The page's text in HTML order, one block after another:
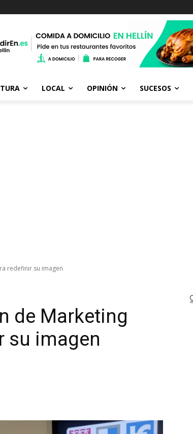
LOCAL OPINIÓN SUCESOS
redefinir su imagen
de Marketing
su imagen